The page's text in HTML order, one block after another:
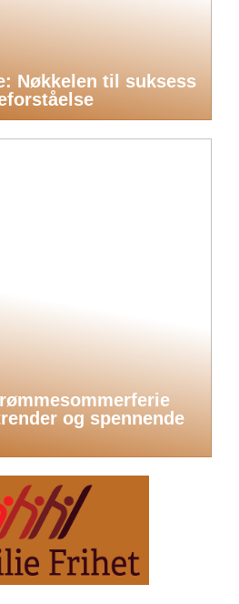
Nøkkelen til suksess
og spennende